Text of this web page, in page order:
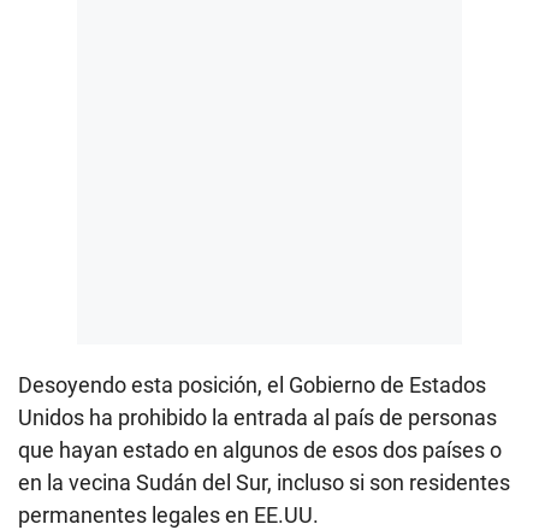
Desoyendo esta posición, el Gobierno de Estados
Unidos ha prohibido la entrada al país de personas
que hayan estado en algunos de esos dos países o
en la vecina Sudán del Sur, incluso si son residentes
permanentes legales en EE.UU.